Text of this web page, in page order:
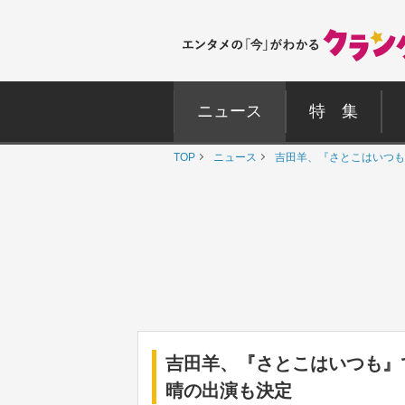
ニュース 特 集
TOP ニュース 吉田羊、『さとこはいつ
吉田羊、『さとこはいつも
晴の出演も決定